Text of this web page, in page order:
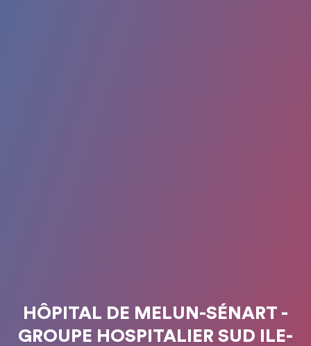
HÔPITAL DE MELUN-SÉNART -
GROUPE HOSPITALIER SUD ILE-